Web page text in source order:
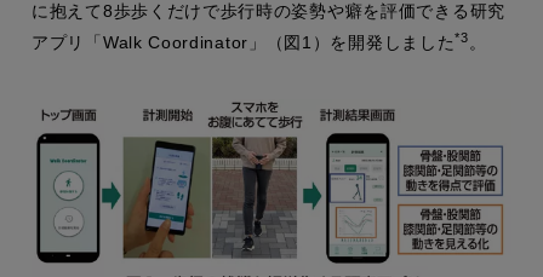
に抱えて8歩歩くだけで歩行時の姿勢や癖を評価できる研究
アプリ「Walk Coordinator」（図1）を開発しました *3 。